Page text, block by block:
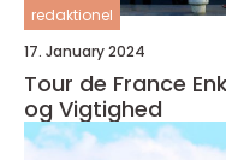
redaktionel
17. January 2024
Tour de France
og Vigtighed